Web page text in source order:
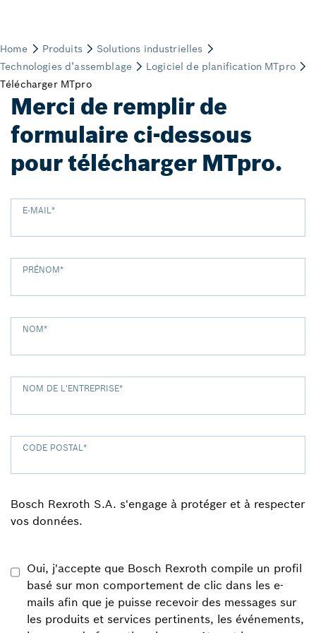
Merci de remplir de
formulaire ci-dessous
pour télécharger MTpro.
E-MAIL*
PRÉNOM*
NOM*
NOM DE L'ENTREPRISE*
CODE POSTAL*
Bosch Rexroth S.A. s'engage à protéger et à respecter
vos données.
Oui, j'accepte que Bosch Rexroth compile un profil
basé sur mon comportement de clic dans les e-
mails afin que je puisse recevoir des messages sur
les produits et services pertinents, les événements,